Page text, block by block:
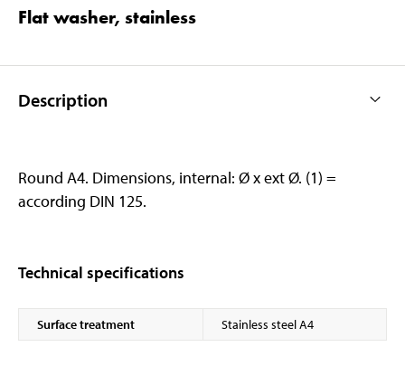
Flat washer, stainless
Description
Round A4. Dimensions, internal: Ø x ext Ø. (1) =
according DIN 125.
Technical specifications
Surface treatment Stainless steel A4